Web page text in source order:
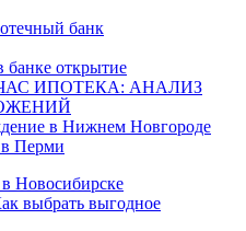
банк
банке открытие
ИПОТЕКА: АНАЛИЗ
в Нижнем Новгороде
в Перми
Новосибирске
выбрать выгодное